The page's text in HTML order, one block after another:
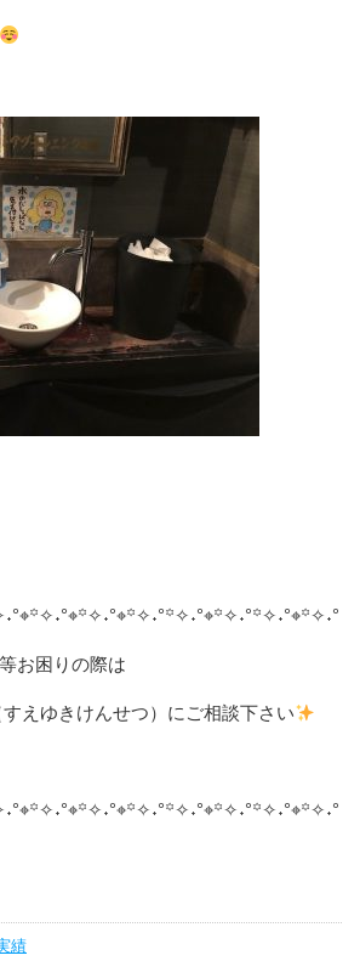
お困りの際は
えゆきけんせつ）にご相談下さい
績